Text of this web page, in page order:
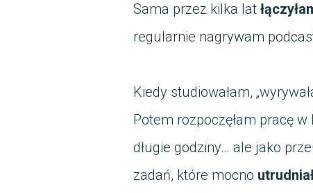
Sama przez kilka lat
regularnie nagrywam
Kiedy studiowałam,
Potem rozpoczęłam pracę
długie godziny… ale jako
zadań, które mocno